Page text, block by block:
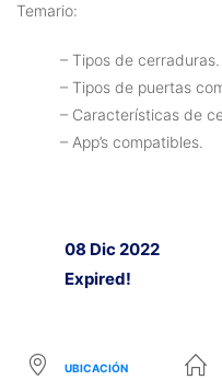
Temario:
– Tipos de cerraduras.
– Tipos de puertas
– Características de
– App’s compatibles.
08 Dic 2022
Expired!
UBICACIÓN